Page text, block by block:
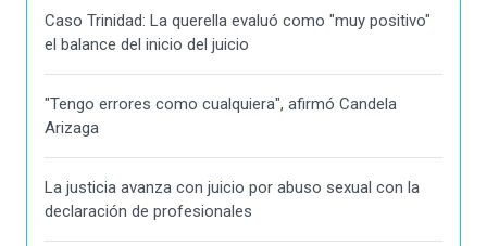
Caso Trinidad: La querella evaluó como "muy positivo"
el balance del inicio del juicio
"Tengo errores como cualquiera", afirmó Candela
Arizaga
La justicia avanza con juicio por abuso sexual con la
declaración de profesionales